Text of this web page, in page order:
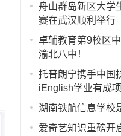
舟山群岛新区大学
赛在武汉顺利举行
卓辅教育第9校区
渝北八中！
托普朗宁携手中国
iEnglish学业有成
湖南铁航信息学校
爱奇艺知识重磅开